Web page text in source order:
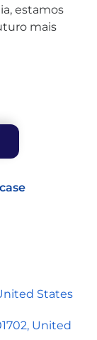
estamos
mais
States
United